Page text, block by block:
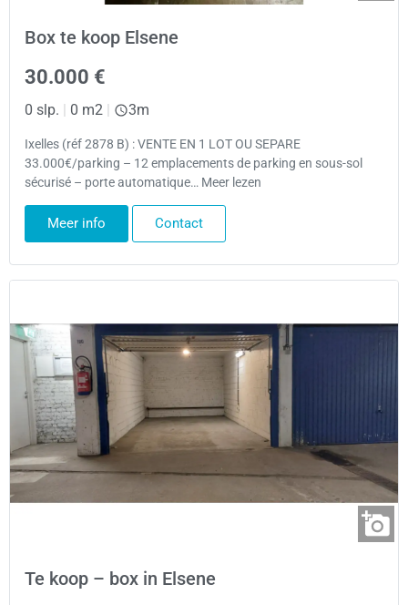
Box te koop Elsene
30.000 €
0 slp. | 0 m2 | 3m
Ixelles (réf 2878 B) : VENTE EN 1 LOT OU SEPARE
33.000€/parking – 12 emplacements de parking en sous-sol
sécurisé – porte automatique… Meer lezen
Meer info Contact
Te koop – box in Elsene